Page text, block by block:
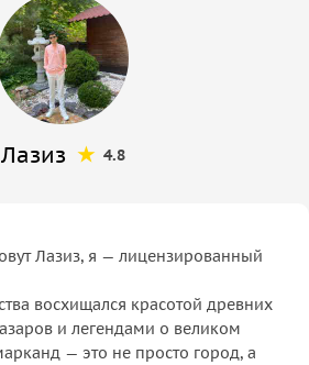
Лазиз 4.8
Лазиз, я — лицензированный
восхищался красотой древних
и легендами о великом
— это не просто город, а